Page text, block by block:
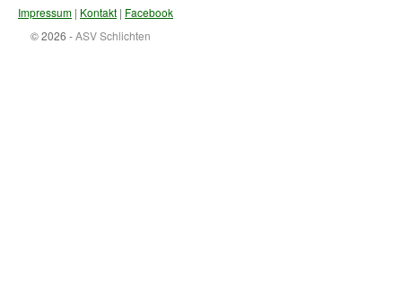
Impressum | Kontakt | Facebook
© 2026 -ASV Schlichten